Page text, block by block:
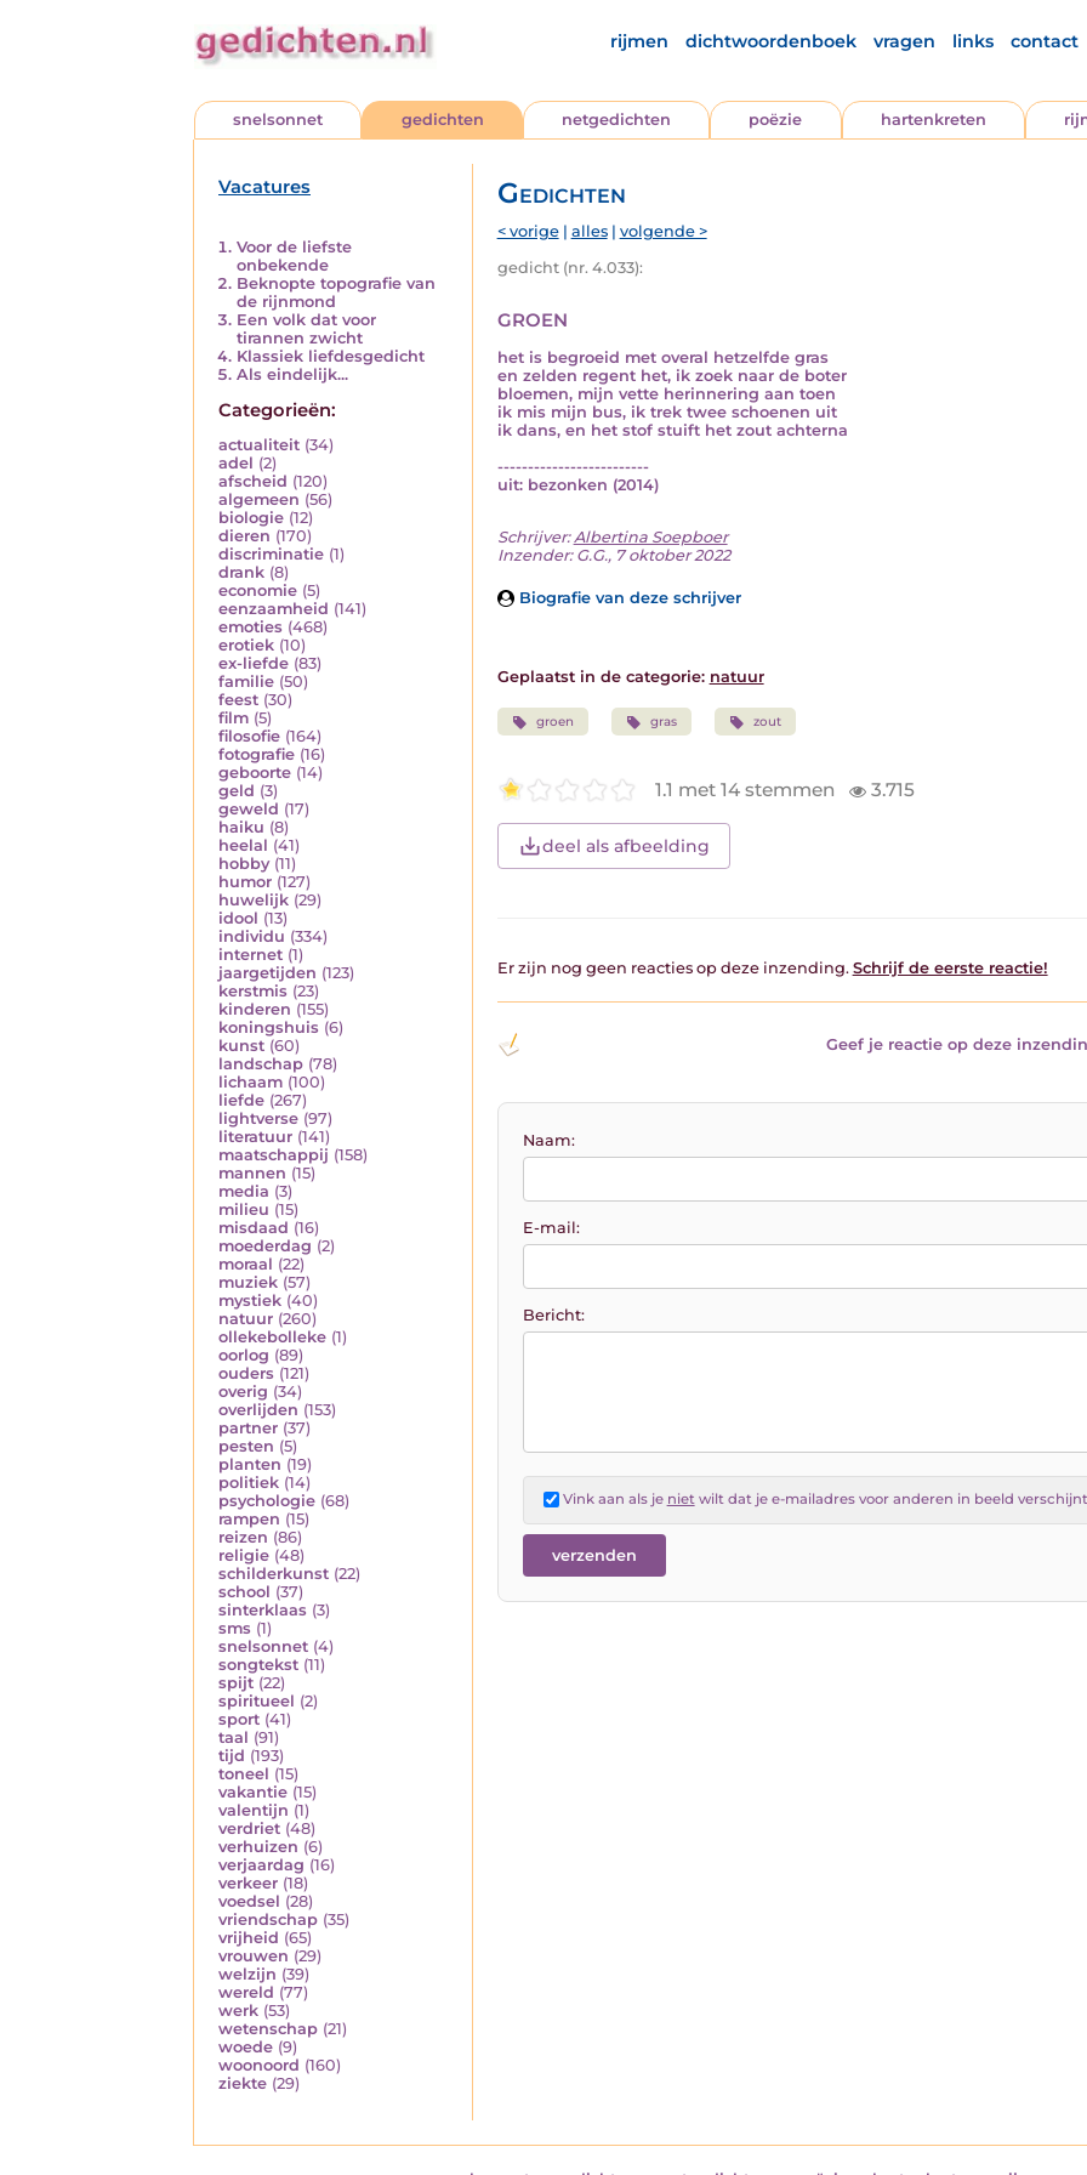
rijmen dichtwoordenboek vragen links contact
snelsonnet gedichten netgedichten poëzie hartenkreten
Vacatures
Voor de liefste
onbekende
Beknopte topografie van
de rijnmond
Een volk dat voor
tirannen zwicht
Klassiek liefdesgedicht
Als eindelijk...
Categorieën:
actualiteit (34)
adel (2)
afscheid (120)
algemeen (56)
biologie (12)
dieren (170)
discriminatie (1)
drank (8)
economie (5)
eenzaamheid (141)
emoties (468)
erotiek (10)
ex-liefde (83)
familie (50)
feest (30)
film (5)
filosofie (164)
fotografie (16)
geboorte (14)
geld (3)
geweld (17)
haiku (8)
heelal (41)
hobby (11)
humor (127)
huwelijk (29)
idool (13)
individu (334)
internet (1)
jaargetijden (123)
kerstmis (23)
kinderen (155)
koningshuis (6)
kunst (60)
landschap (78)
lichaam (100)
liefde (267)
lightverse (97)
literatuur (141)
maatschappij (158)
mannen (15)
media (3)
milieu (15)
misdaad (16)
moederdag (2)
moraal (22)
muziek (57)
mystiek (40)
natuur (260)
ollekebolleke (1)
oorlog (89)
ouders (121)
overig (34)
overlijden (153)
partner (37)
pesten (5)
planten (19)
politiek (14)
psychologie (68)
rampen (15)
reizen (86)
religie (48)
schilderkunst (22)
school (37)
sinterklaas (3)
sms (1)
snelsonnet (4)
songtekst (11)
spijt (22)
spiritueel (2)
sport (41)
taal (91)
tijd (193)
toneel (15)
vakantie (15)
valentijn (1)
verdriet (48)
verhuizen (6)
verjaardag (16)
verkeer (18)
voedsel (28)
vriendschap (35)
vrijheid (65)
vrouwen (29)
welzijn (39)
wereld (77)
werk (53)
wetenschap (21)
woede (9)
woonoord (160)
ziekte (29)
Gedichten
< vorige| alles| volgende >
gedicht (nr. 4.033):
groen
het is begroeid met overal hetzelfde gras
en zelden regent het, ik zoek naar de boter
bloemen, mijn vette herinnering aan toen
ik mis mijn bus, ik trek twee schoenen uit
ik dans, en het stof stuift het zout achterna
-------------------------
uit: bezonken (2014)
Schrijver: Albertina Soepboer
Inzender: G.G., 7 oktober 2022
Biografie van deze schrijver
Geplaatst in de categorie: natuur
groen gras zout
1.1 met 14 stemmen 3.715
deel als afbeelding
Er zijn nog geen reacties op deze inzending. Schrijf de eerste reactie!
Geef je reactie op deze
Naam:
E-mail:
Bericht:
Vink aan als je nietwilt dat je e-mailadres voor anderen in beeld verschijnt